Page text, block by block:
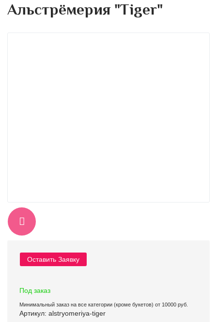
Альстрёмерия "Tiger"
Оставить Заявку
Под заказ
Минимальный заказ на все категории (кроме букетов) от 10000 руб.
Артикул: alstryomeriya-tiger